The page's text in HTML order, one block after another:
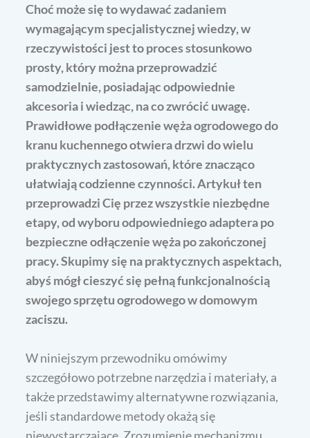
Choć może się to wydawać zadaniem
wymagającym specjalistycznej wiedzy, w
rzeczywistości jest to proces stosunkowo
prosty, który można przeprowadzić
samodzielnie, posiadając odpowiednie
akcesoria i wiedząc, na co zwrócić uwagę.
Prawidłowe podłączenie węża ogrodowego do
kranu kuchennego otwiera drzwi do wielu
praktycznych zastosowań, które znacząco
ułatwiają codzienne czynności. Artykuł ten
przeprowadzi Cię przez wszystkie niezbędne
etapy, od wyboru odpowiedniego adaptera po
bezpieczne odłączenie węża po zakończonej
pracy. Skupimy się na praktycznych aspektach,
abyś mógł cieszyć się pełną funkcjonalnością
swojego sprzętu ogrodowego w domowym
zaciszu.
W niniejszym przewodniku omówimy
szczegółowo potrzebne narzędzia i materiały, a
także przedstawimy alternatywne rozwiązania,
jeśli standardowe metody okażą się
niewystarczające. Zrozumienie mechanizmu